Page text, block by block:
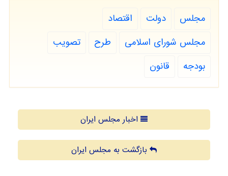
مجلس دولت
اقتصاد
مجلس شورای اسلامی
طرح
تصویب
بودجه
قانون
اخبار مجلس ایران
بازگشت به مجلس ایران